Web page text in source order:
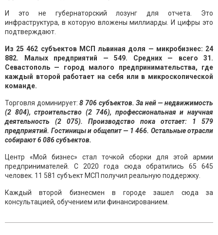
И это не губернаторский лозунг для отчета. Это
инфраструктура, в которую вложены миллиарды. И цифры это
подтверждают.
Из 25 462 субъектов МСП львиная доля — микробизнес: 24
882. Малых предприятий — 549. Средних — всего 31.
Севастополь — город малого предпринимательства, где
каждый второй работает на себя или в микроскопической
команде.
Торговля доминирует:8 706 субъектов. За ней — недвижимость
(2 804), строительство (2 746), профессиональная и научная
деятельность (2 075). Производство пока отстает: 1 579
предприятий. Гостиницы и общепит — 1 466. Остальные отрасли
собирают 6 086 субъектов.
Центр «Мой бизнес» стал точкой сборки для этой армии
предпринимателей. С 2020 года сюда обратились 65 645
человек. 11 581 субъект МСП получил реальную поддержку.
Каждый второй бизнесмен в городе зашел сюда за
консультацией, обучением или финансированием.